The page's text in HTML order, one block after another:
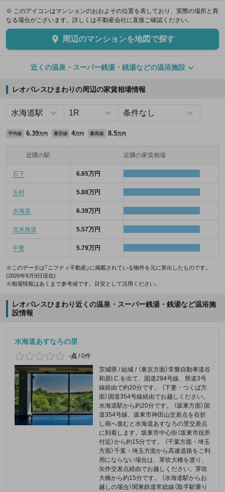
※ このアイコンはマンションのおおよその位置を表しており、実際の場所と異
なる場合がございます。詳しくは不動産会社に直接ご確認ください。
周辺のマンションを地図で探す
近くの温泉・スーパー銭湯・銭湯などの温浴施設
レオパレスひまわりの周辺の家賃相場情報
平均値 6.39万円 最安値 4万円 最高値 8.5万円
近隣の駅 近隣の家賃相場
石下 6.65万円
玉村 5.88万円
水海道 6.39万円
北水海道 5.57万円
中妻 5.79万円
※このデータは「ニフティ不動産」に掲載されている物件を元に算出したものです。
(2026年8月9日現在)
※相場情報はあくまで参考値です。目安として活用ください。
レオパレスひまわり近くの温泉・スーパー銭湯・銭湯など温浴施
設情報
水海道あすなろの里
-点 /0件
茨城県 / 結城 / （東京方面）常磐自動車道谷
和原I.C.を出て、国道294号線、県道3号
線経由で約20分です。 （下妻・つくば方
面）国道354号線経由でお越しください。
水海道駅から約20分です。 （坂東方面）国
道354号線、坂東市神田山交差点を右折
し南へ進むと水海道あすなろの里交差点
に到着します。坂東市中心街（坂東市役所
付近）から約15分です。 （千葉方面・埼玉
方面）千葉・埼玉方面から高速道路をご利
用にならない場合は、芽吹大橋を渡り、
矢作交差点経由でお越しください。芽吹
大橋から約15分です。 （水海道駅からお
越しの場合）関東鉄道常総線（取手駅乗り